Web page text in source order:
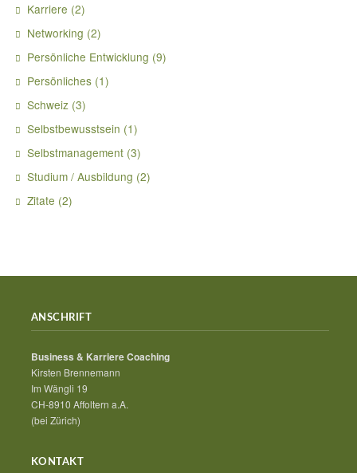
Karriere (2)
Networking (2)
Persönliche Entwicklung (9)
Persönliches (1)
Schweiz (3)
Selbstbewusstsein (1)
Selbstmanagement (3)
Studium / Ausbildung (2)
Zitate (2)
ANSCHRIFT
Business & Karriere Coaching
Kirsten Brennemann
Im Wängli 19
CH-8910 Affoltern a.A.
(bei Zürich)
KONTAKT